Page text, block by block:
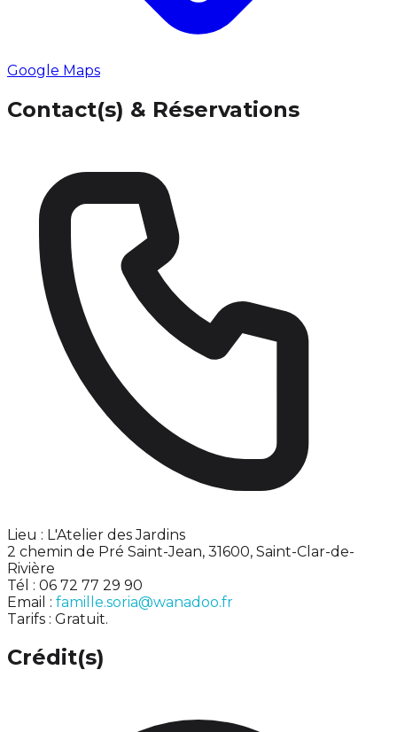
Google Maps
Contact(s) & Réservations
Lieu : L'Atelier des Jardins
2 chemin de Pré Saint-Jean, 31600, Saint-Clar-de-
Rivière
Tél : 06 72 77 29 90
Email : famille.soria@wanadoo.fr
Tarifs : Gratuit.
Crédit(s)